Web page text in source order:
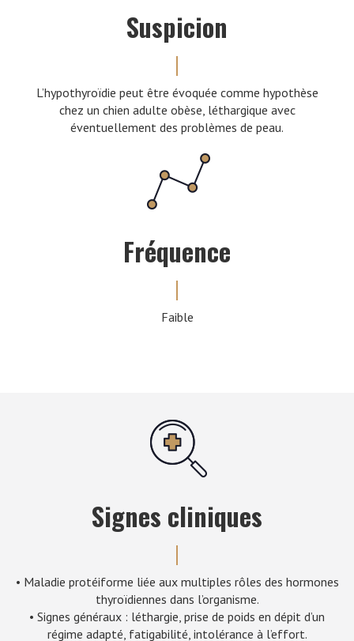
Suspicion
L’hypothyroïdie peut être évoquée comme hypothèse
chez un chien adulte obèse, léthargique avec
éventuellement des problèmes de peau.
Fréquence
Faible
Signes cliniques
• Maladie protéiforme liée aux multiples rôles des hormones
thyroïdiennes dans l’organisme.
• Signes généraux : léthargie, prise de poids en dépit d’un
régime adapté, fatigabilité, intolérance à l’effort.